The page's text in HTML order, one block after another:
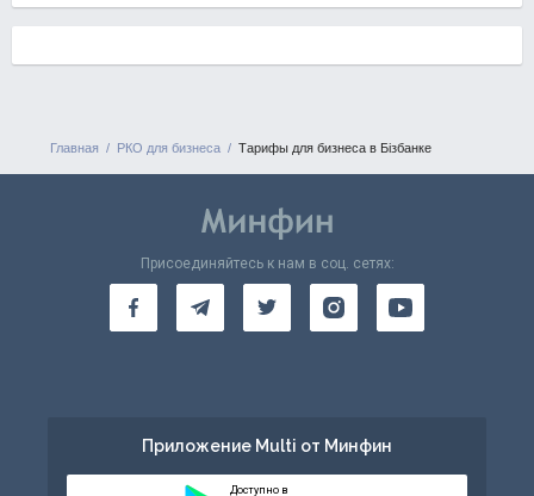
Главная РКО для бизнеса Тарифы для бизнеса в Бізбанке
Присоединяйтесь к нам в соц. сетях:
Приложение Multi от Минфин
Доступно в